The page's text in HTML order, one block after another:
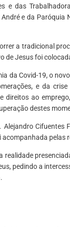
e das
André e da
a tradicional
de Jesus foi
da Covid-19, o
e da
direitos ao
destes
Alejandro Cifuentes
acompanhada pelas
realidade
pedindo a